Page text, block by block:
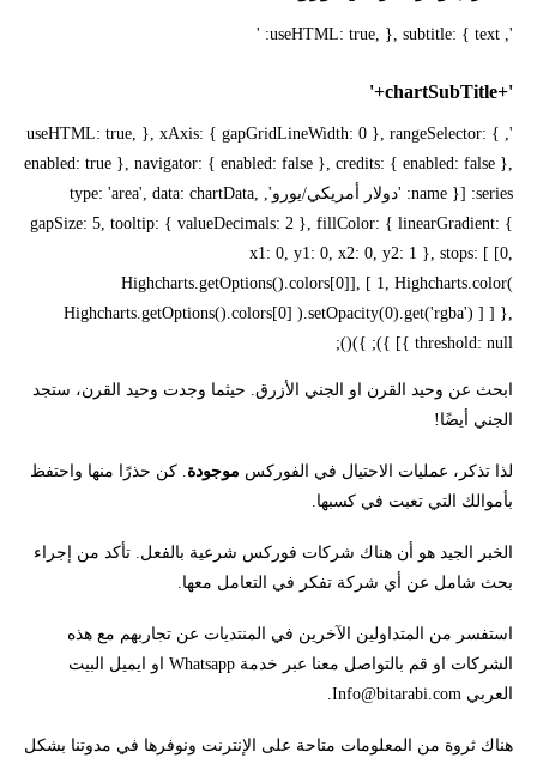
', useHTML: true, }, subtitle: { text: '
'+chartSubTitle+'
', useHTML: true, }, xAxis: { gapGridLineWidth: 0 }, rangeSelector: {
enabled: true }, navigator: { enabled: false }, credits: { enabled: false },
series: [{ name: 'دولار أمريكي/يورو', type: 'area', data: chartData,
gapSize: 5, tooltip: { valueDecimals: 2 }, fillColor: { linearGradient: {
x1: 0, y1: 0, x2: 0, y2: 1 }, stops: [ [0,
Highcharts.getOptions().colors[0]], [ 1, Highcharts.color(
Highcharts.getOptions().colors[0] ).setOpacity(0).get('rgba') ] ] },
threshold: null }] }); })();
ابحث عن وحيد القرن او الجني الأزرق. حيثما وجدت وحيد القرن، ستجد
الجني أيضًا!
لذا تذكر، عمليات الاحتيال في الفوركس موجودة. كن حذرًا منها واحتفظ
بأموالك التي تعبت في كسبها.
الخبر الجيد هو أن هناك شركات فوركس شرعية بالفعل. تأكد من إجراء
بحث شامل عن أي شركة تفكر في التعامل معها.
استفسر من المتداولين الآخرين في المنتديات عن تجاربهم مع هذه
الشركات او قم بالتواصل معنا عبر خدمة Whatsapp او ايميل البيت
العربي Info@bitarabi.com
.
هناك ثروة من المعلومات متاحة على الإنترنت ونوفرها في مدوتنا بشكل